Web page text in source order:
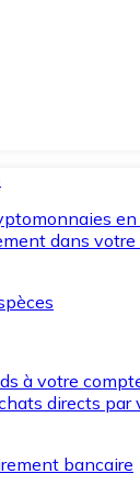
dans votre
à votre
directs par
bancaire